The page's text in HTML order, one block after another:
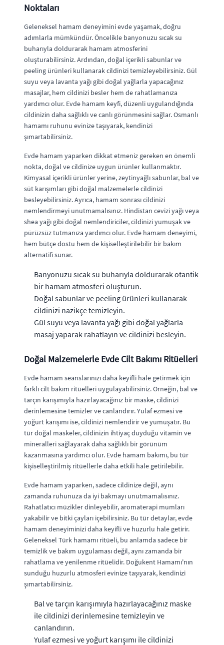
Noktaları
Geleneksel hamam deneyimini evde yaşamak, doğru
adımlarla mümkündür. Öncelikle banyonuzu sıcak su
buharıyla doldurarak hamam atmosferini
oluşturabilirsiniz. Ardından, doğal içerikli sabunlar ve
peeling ürünleri kullanarak cildinizi temizleyebilirsiniz. Gül
suyu veya lavanta yağı gibi doğal yağlarla yapacağınız
masajlar, hem cildinizi besler hem de rahatlamanıza
yardımcı olur. Evde hamam keyfi, düzenli uygulandığında
cildinizin daha sağlıklı ve canlı görünmesini sağlar. Osmanlı
hamamı ruhunu evinize taşıyarak, kendinizi
şımartabilirsiniz.
Evde hamam yaparken dikkat etmeniz gereken en önemli
nokta, doğal ve cildinize uygun ürünler kullanmaktır.
Kimyasal içerikli ürünler yerine, zeytinyağlı sabunlar, bal ve
süt karışımları gibi doğal malzemelerle cildinizi
besleyebilirsiniz. Ayrıca, hamam sonrası cildinizi
nemlendirmeyi unutmamalısınız. Hindistan cevizi yağı veya
shea yağı gibi doğal nemlendiriciler, cildinizi yumuşak ve
pürüzsüz tutmanıza yardımcı olur. Evde hamam deneyimi,
hem bütçe dostu hem de kişiselleştirilebilir bir bakım
alternatifi sunar.
Banyonuzu sıcak su buharıyla doldurarak otantik
bir hamam atmosferi oluşturun.
Doğal sabunlar ve peeling ürünleri kullanarak
cildinizi nazikçe temizleyin.
Gül suyu veya lavanta yağı gibi doğal yağlarla
masaj yaparak rahatlayın ve cildinizi besleyin.
Doğal Malzemelerle Evde Cilt Bakımı Ritüelleri
Evde hamam seanslarınızı daha keyifli hale getirmek için
farklı cilt bakım ritüelleri uygulayabilirsiniz. Örneğin, bal ve
tarçın karışımıyla hazırlayacağınız bir maske, cildinizi
derinlemesine temizler ve canlandırır. Yulaf ezmesi ve
yoğurt karışımı ise, cildinizi nemlendirir ve yumuşatır. Bu
tür doğal maskeler, cildinizin ihtiyaç duyduğu vitamin ve
mineralleri sağlayarak daha sağlıklı bir görünüm
kazanmasına yardımcı olur. Evde hamam bakımı, bu tür
kişiselleştirilmiş ritüellerle daha etkili hale getirilebilir.
Evde hamam yaparken, sadece cildinize değil, aynı
zamanda ruhunuza da iyi bakmayı unutmamalısınız.
Rahatlatıcı müzikler dinleyebilir, aromaterapi mumları
yakabilir ve bitki çayları içebilirsiniz. Bu tür detaylar, evde
hamam deneyiminizi daha keyifli ve huzurlu hale getirir.
Geleneksel Türk hamamı ritüeli, bu anlamda sadece bir
temizlik ve bakım uygulaması değil, aynı zamanda bir
rahatlama ve yenilenme ritüelidir. Doğukent Hamamı'nın
sunduğu huzurlu atmosferi evinize taşıyarak, kendinizi
şımartabilirsiniz.
Bal ve tarçın karışımıyla hazırlayacağınız maske
ile cildinizi derinlemesine temizleyin ve
canlandırın.
Yulaf ezmesi ve yoğurt karışımı ile cildinizi